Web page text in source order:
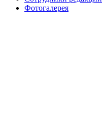
Фотогалерея